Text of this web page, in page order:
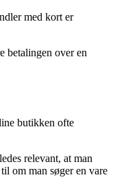
med kort er
betalingen over en
butikken ofte
relevant, at man
om man søger en vare